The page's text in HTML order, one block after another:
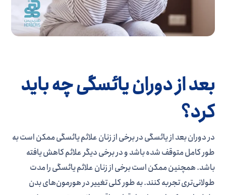
بعد از دوران یائسگی چه باید
کرد؟
در دوران بعد از یائسگی در برخی از زنان علائم یائسگی ممکن است به
طور کامل متوقف شده باشد و در برخی دیگر علائم کاهش یافته
باشد. همچنین ممکن است برخی از زنان علائم یائسگی را مدت
طولانی‌تری تجربه کنند. به طور کلی تغییر در هورمون‌های بدن